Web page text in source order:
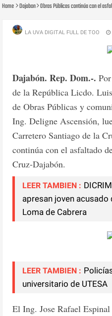
Home Dajabon Obras Públicas continúa con el
LA UVA DIGITAL FULL DE TOO
Dajabón. Rep. Dom.-.
de la República Licdo.
de Obras Públicas y
Ing. Deligne Ascensión,
Carretero Santiago de la
continúa con el asfaltado
Cruz-Dajabón.
LEER TAMBIEN :
apresan joven acusado
Loma de Cabrera
LEER TAMBIEN :
universitario de UTESA
El Ing. Jose Rafael